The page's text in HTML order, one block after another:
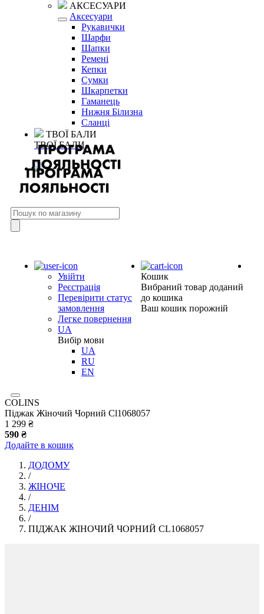
АКСЕСУАРИ
Аксесуари
Рукавички
Шарфи
Шапки
Ремені
Кепки
Сумки
Шкарпетки
Гаманець
Нижня Білизна
Сланці
ТВОЇ БАЛИ
ТВОЇ БАЛИ
Увійти
Реєстрація
Перевірити статус
замовлення
Легке повернення
UA
Вибір мови
UA
RU
EN
Кошик
Вибраний товар доданий
до кошика
Ваш кошик порожній
COLINS
Піджак Жіночий Чорний Cl1068057
1 299 ₴
590 ₴
Додайте в кошик
ДОДОМУ
/
ЖІНОЧЕ
/
ДЕНІМ
/
ПІДЖАК ЖІНОЧИЙ ЧОРНИЙ CL1068057